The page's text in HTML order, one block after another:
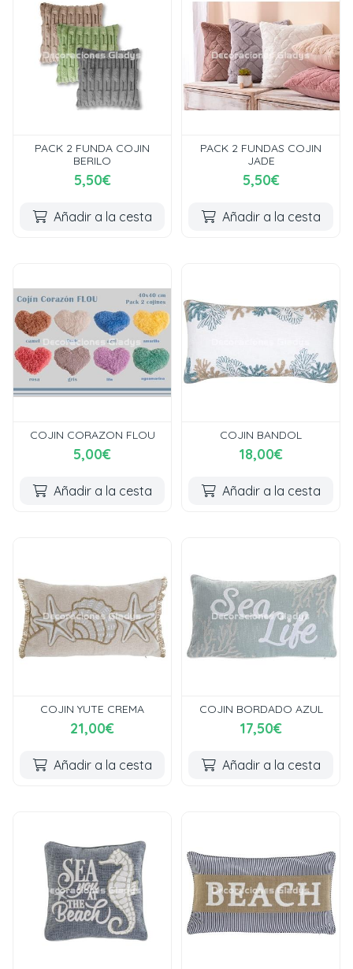
PACK 2 FUNDA COJIN
BERILO
5,50€
Añadir a la cesta
PACK 2 FUNDAS COJIN
JADE
5,50€
Añadir a la cesta
COJIN CORAZON FLOU
5,00€
Añadir a la cesta
COJIN BANDOL
18,00€
Añadir a la cesta
COJIN YUTE CREMA
21,00€
Añadir a la cesta
COJIN BORDADO AZUL
17,50€
Añadir a la cesta